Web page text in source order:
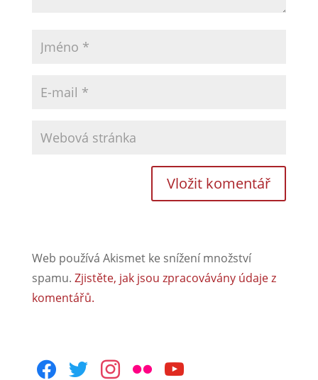
Web používá Akismet ke snížení množství
spamu. Zjistěte, jak jsou zpracovávány údaje z
komentářů.
facebooktwitterinstagram
flickr youtube